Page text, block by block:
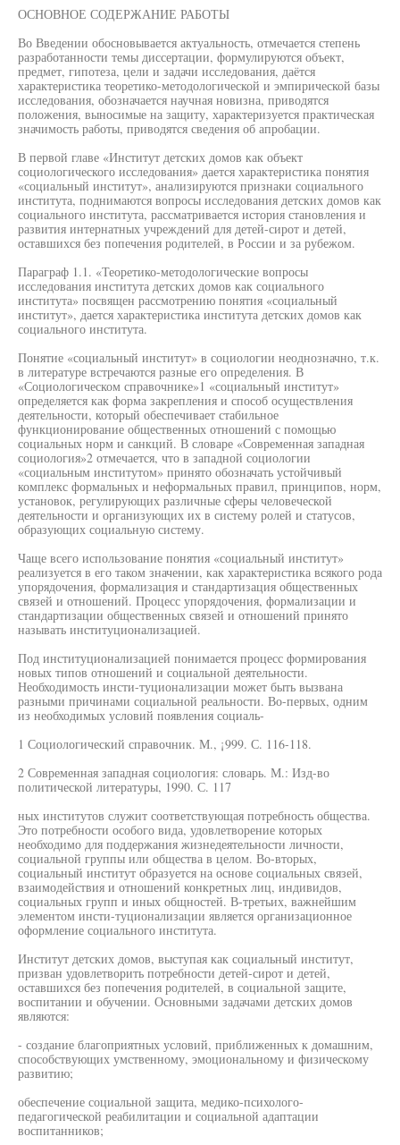
ОСНОВНОЕ СОДЕРЖАНИЕ РАБОТЫ
Во Введении обосновывается актуальность, отмечается степень
разработанности темы диссертации, формулируются объект,
предмет, гипотеза, цели и задачи исследования, даётся
характеристика теоретико-методологической и эмпирической базы
исследования, обозначается научная новизна, приводятся
положения, выносимые на защиту, характеризуется практическая
значимость работы, приводятся сведения об апробации.
В первой главе «Институт детских домов как объект
социологического исследования» дается характеристика понятия
«социальный институт», анализируются признаки социального
института, поднимаются вопросы исследования детских домов как
социального института, рассматривается история становления и
развития интернатных учреждений для детей-сирот и детей,
оставшихся без попечения родителей, в России и за рубежом.
Параграф 1.1. «Теоретико-методологические вопросы
исследования института детских домов как социального
института» посвящен рассмотрению понятия «социальный
институт», дается характеристика института детских домов как
социального института.
Понятие «социальный институт» в социологии неоднозначно, т.к.
в литературе встречаются разные его определения. В
«Социологическом справочнике»1 «социальный институт»
определяется как форма закрепления и способ осуществления
деятельности, который обеспечивает стабильное
функционирование общественных отношений с помощью
социальных норм и санкций. В словаре «Современная западная
социология»2 отмечается, что в западной социологии
«социальным институтом» принято обозначать устойчивый
комплекс формальных и неформальных правил, принципов, норм,
установок, регулирующих различные сферы человеческой
деятельности и организующих их в систему ролей и статусов,
образующих социальную систему.
Чаще всего использование понятия «социальный институт»
реализуется в его таком значении, как характеристика всякого рода
упорядочения, формализация и стандартизация общественных
связей и отношений. Процесс упорядочения, формализации и
стандартизации общественных связей и отношений принято
называть институционализацией.
Под институционализацией понимается процесс формирования
новых типов отношений и социальной деятельности.
Необходимость инсти-туционализации может быть вызвана
разными причинами социальной реальности. Во-первых, одним
из необходимых условий появления социаль-
1 Социологический справочник. М., ¡999. С. 116-118.
2 Современная западная социология: словарь. М.: Изд-во
политической литературы, 1990. С. 117
ных институтов служит соответствующая потребность общества.
Это потребности особого вида, удовлетворение которых
необходимо для поддержания жизнедеятельности личности,
социальной группы или общества в целом. Во-вторых,
социальный институт образуется на основе социальных связей,
взаимодействия и отношений конкретных лиц, индивидов,
социальных групп и иных общностей. В-третьих, важнейшим
элементом инсти-туционализации является организационное
оформление социального института.
Институт детских домов, выступая как социальный институт,
призван удовлетворить потребности детей-сирот и детей,
оставшихся без попечения родителей, в социальной защите,
воспитании и обучении. Основными задачами детских домов
являются:
- создание благоприятных условий, приближенных к домашним,
способствующих умственному, эмоциональному и физическому
развитию;
обеспечение социальной защита, медико-психолого-
педагогической реабилитации и социальной адаптации
воспитанников;